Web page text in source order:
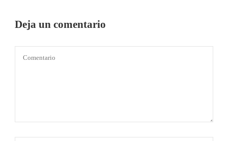
Deja un comentario